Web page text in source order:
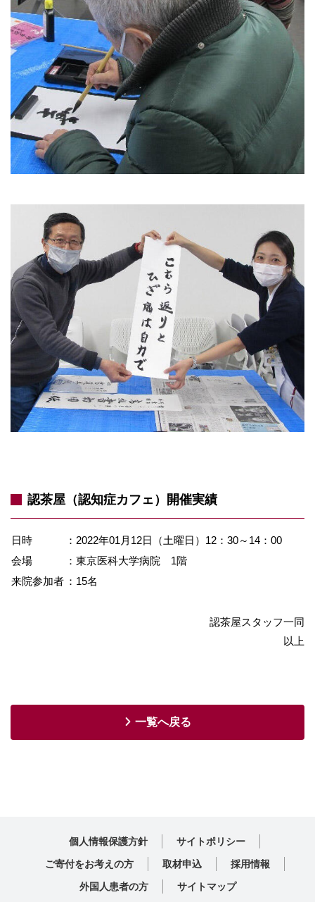
認茶屋（認知症カフェ）開催実績
日時 ：2022年01月12日（土曜日） 12：30～14：00
会場
：東京医科大学病院 1階
来院参加者 ：15名
認茶屋スタッフ一同
以上
一覧へ戻る
個人情報保護方針
サイトポリシー
ご寄付をお考えの方
取材申込
採用情報
外国人患者の方
サイトマップ